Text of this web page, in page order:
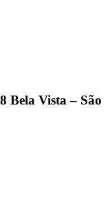
Bela Vista – São